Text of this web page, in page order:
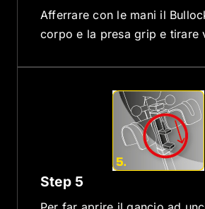
Afferrare con le mani il
corpo e la presa grip e tirare
Step 5